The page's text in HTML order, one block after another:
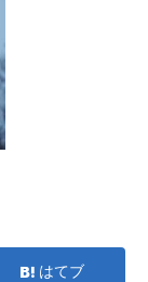
はてブ